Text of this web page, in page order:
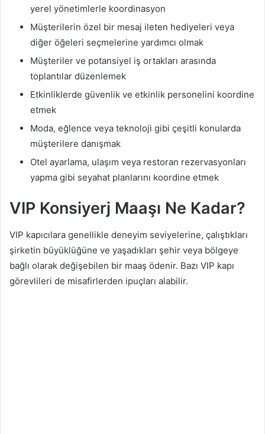
yerel yönetimlerle koordinasyon
Müşterilerin özel bir mesaj ileten hediyeleri veya
diğer öğeleri seçmelerine yardımcı olmak
Müşteriler ve potansiyel iş ortakları arasında
toplantılar düzenlemek
Etkinliklerde güvenlik ve etkinlik personelini koordine
etmek
Moda, eğlence veya teknoloji gibi çeşitli konularda
müşterilere danışmak
Otel ayarlama, ulaşım veya restoran rezervasyonları
yapma gibi seyahat planlarını koordine etmek
VIP Konsiyerj Maaşı Ne Kadar?
VIP kapıcılara genellikle deneyim seviyelerine, çalıştıkları
şirketin büyüklüğüne ve yaşadıkları şehir veya bölgeye
bağlı olarak değişebilen bir maaş ödenir. Bazı VIP kapı
görevlileri de misafirlerden ipuçları alabilir.